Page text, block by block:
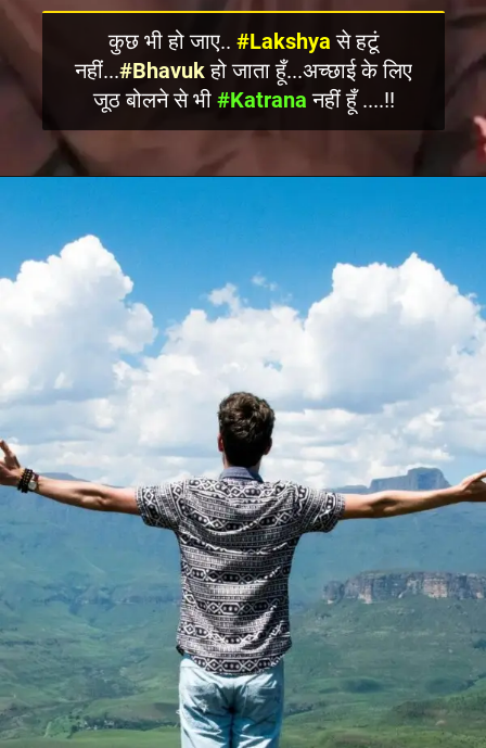
कुछ भी हो जाए..#Lakshyaसे हटूं
नहीं...#Bhavukहो जाता हूँ...अच्छाई के लिए
जूठ बोलने से भी #Katrana नहीं हूँ ....!!